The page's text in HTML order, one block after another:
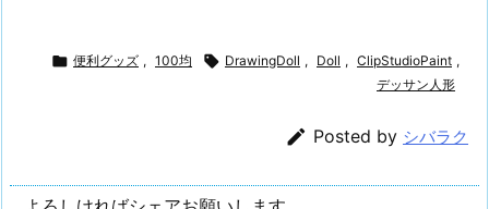
 便利グッズ , 100均  DrawingDoll , Doll , ClipStudioPaint ,
デッサン人形
 Posted by シバラク